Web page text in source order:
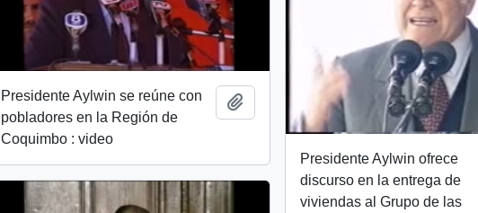
Presidente Aylwin se reúne con
pobladores en la Región de
Coquimbo : video
Añadir al portapapeles
Presidente Aylwin ofrece
discurso en la entrega de
viviendas al Grupo de las